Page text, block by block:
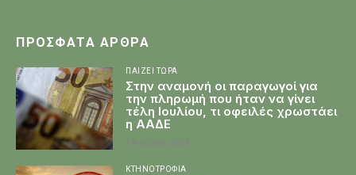
ΠΡΌΣΦΑΤΑ ΆΡΘΡΑ
ΠΑΊΖΕΙ ΤΏΡΑ
Στην αναμονή οι παραγωγοί για
την πληρωμή που ήταν να γίνει
τέλη Ιουλίου, τι οφειλές χρωστάει
η ΑΑΔΕ
ΚΤΗΝΟΤΡΟΦΊΑ